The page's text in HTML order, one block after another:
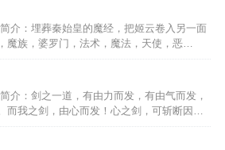
介：埋葬秦始皇的魔经，把姬云卷入另一面
魔族，婆罗门，法术，魔法，天使，恶
…
介：剑之一道，有由力而发，有由气而发，
而我之剑，由心而发！心之剑，可斩断因果